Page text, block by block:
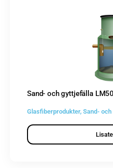
Sand- och gyttjefälla
Glasfiberprodukter, Sand-